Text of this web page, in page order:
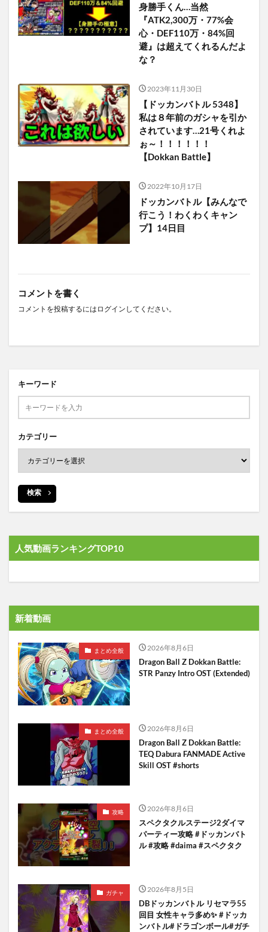
身勝手くん…当然
『ATK2,300万・77%会
心・DEF110万・84%回
避』は超えてくれるんだよ
な？
2023年11月30日
【ドッカンバトル 5348】
私は８年前のガシャを引か
されています…21号くれよ
ぉ～！！！！！！
【Dokkan Battle】
2022年10月17日
ドッカンバトル【みんなで
行こう！わくわくキャン
プ】14日目
コメントを書く
コメントを投稿するには ログイン してください。
キーワード
カテゴリー
検索
人気動画ランキングTOP10
新着動画
まとめ全般 2026年8月6日
Dragon Ball Z Dokkan Battle:
STR Panzy Intro OST (Extended)
まとめ全般 2026年8月6日
Dragon Ball Z Dokkan Battle:
TEQ Dabura FANMADE Active
Skill OST #shorts
攻略 2026年8月6日
スペクタクルステージ2ダイマ
パーティー攻略 #ドッカンバト
ル #攻略 #daima #スペクタク
ガチャ 2026年8月5日
DBドッカンバトル リセマラ55
回目 女性キャラ多め✨️ #ドッカ
ンバトル#ドラゴンボール#ガチ